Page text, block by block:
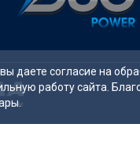
даете согласие на
работу сайта.